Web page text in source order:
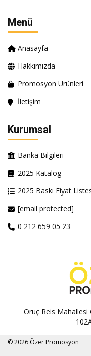
Menü
Anasayfa
Hakkımızda
Promosyon Ürünleri
İletişim
Kurumsal
Banka Bilgileri
2025 Katalog
2025 Baskı Fiyat
[email protected]
0 212 659 05 23
Oruç Reis
© 2026 Özer Promosyon